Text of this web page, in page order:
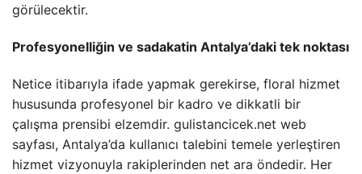
görülecektir.
Profesyonelliğin ve sadakatin Antalya’daki tek noktası
Netice itibarıyla ifade yapmak gerekirse, floral hizmet
hususunda profesyonel bir kadro ve dikkatli bir
çalışma prensibi elzemdir. gulistancicek.net web
sayfası, Antalya’da kullanıcı talebini temele yerleştiren
hizmet vizyonuyla rakiplerinden net ara öndedir. Her